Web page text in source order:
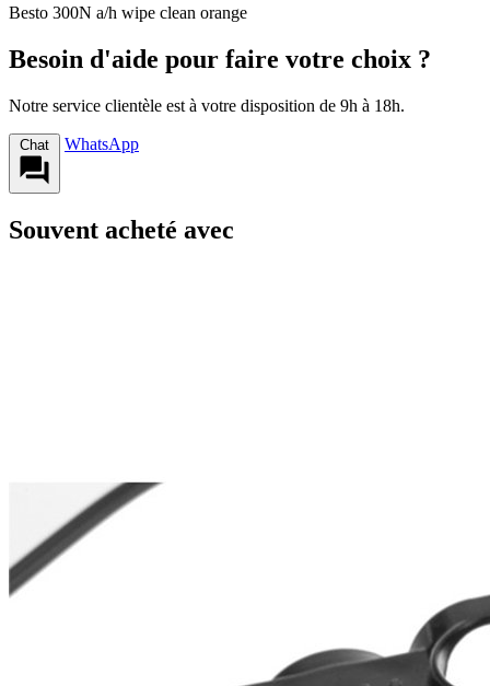
Besto 300N a/h wipe clean orange
Besoin d'aide pour faire votre choix ?
Notre service clientèle est à votre disposition de 9h à 18h.
Chat WhatsApp
Souvent acheté avec